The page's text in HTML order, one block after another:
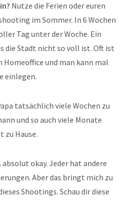
Nutze die Ferien oder euren
im Sommer. In 6 Wochen
Tag unter der Woche. Ein
die Stadt nicht so voll ist. Oft ist
Homeoffice und man kann mal
einlegen.
tatsächlich viele Wochen zu
und so auch viele Monate
zu Hause.
absolut okay. Jeder hat andere
Aber das bringt mich zu
Shootings. Schau dir diese